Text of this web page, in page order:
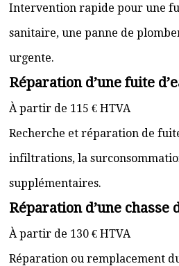
Intervention rapide pour une
sanitaire, une panne de
urgente.
Réparation d’une fuite
À partir de 115 € HTVA
Recherche et réparation de
infiltrations, la
supplémentaires.
Réparation d’une chasse
À partir de 130 € HTVA
Réparation ou remplacement